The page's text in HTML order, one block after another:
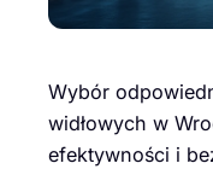
Wybór
widłowych w
efektywności i